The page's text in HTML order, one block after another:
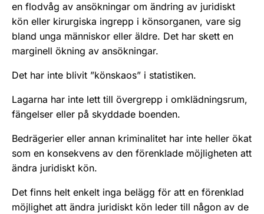
en flodvåg av ansökningar om ändring av juridiskt
kön eller kirurgiska ingrepp i könsorganen, vare sig
bland unga människor eller äldre. Det har skett en
marginell ökning av ansökningar.
Det har inte blivit ”könskaos” i statistiken.
Lagarna har inte lett till övergrepp i omklädningsrum,
fängelser eller på skyddade boenden.
Bedrägerier eller annan kriminalitet har inte heller ökat
som en konsekvens av den förenklade möjligheten att
ändra juridiskt kön.
Det finns helt enkelt inga belägg för att en förenklad
möjlighet att ändra juridiskt kön leder till någon av de